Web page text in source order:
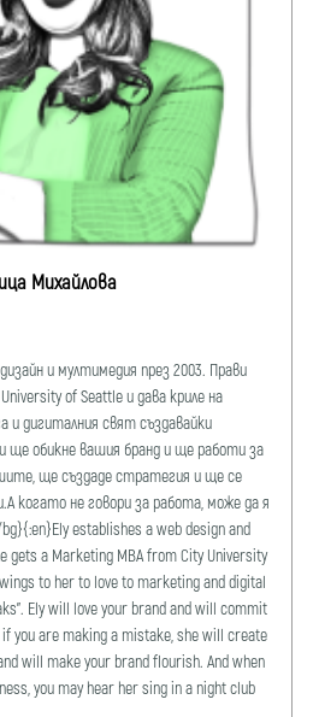
Михайлова
и мултимедия през 2003. Прави
of Seattle и дава криле на
дигиталния свят създавайки
ще обикне вашия бранд и ще работи за
ще създаде стратегия и ще се
когато не говори за работа, може да я
establishes a web design and
gets a Marketing MBA from City University
to her to love to marketing and digital
Ely will love your brand and will commit
you are making a mistake, she will create
will make your brand flourish. And when
you may hear her sing in a night club